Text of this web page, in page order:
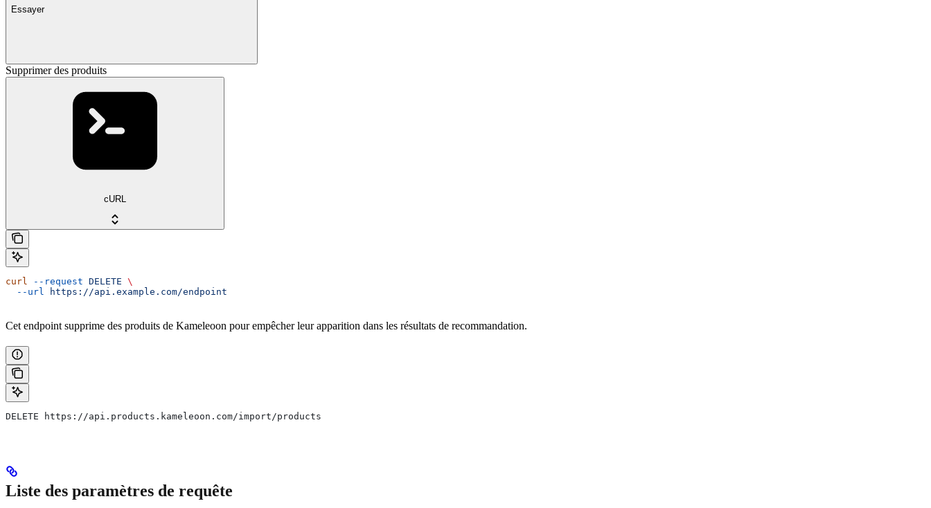
Essayer
Supprimer des produits
cURL
curl --request DELETE \
  --url
https://api.example.com/endpoint
Cet endpoint supprime des produits de Kameleoon pour empêcher leur apparition dans les résultats de recommandation.
DELETE https://api.products.kameleoon.com/import/products
Liste des paramètres de requête